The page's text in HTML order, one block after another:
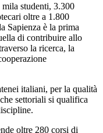
studenti, 3.300
oltre a 1.800
Sapienza è la prima
di contribuire allo
la ricerca, la
italiani, per la qualità
settoriali si qualifica
oltre 280 corsi di